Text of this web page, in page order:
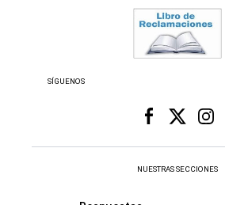
SÍGUENOS
NUESTRAS SECCIONES